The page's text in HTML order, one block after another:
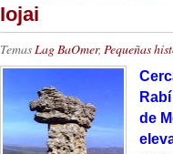
Iojai
TemasLag BaOmer, Pequeñas
de